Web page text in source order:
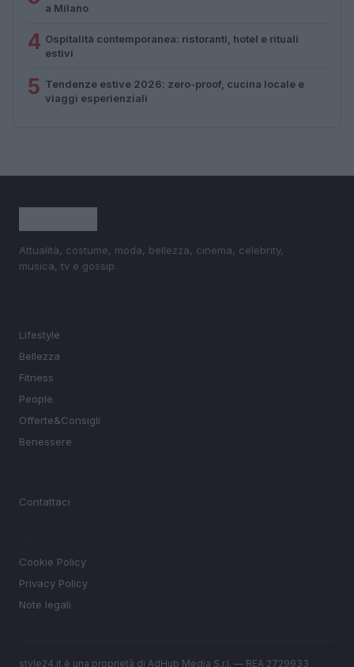
a Milano
4 Ospitalità contemporanea: ristoranti, hotel e rituali
estivi
5 Tendenze estive 2026: zero-proof, cucina locale e
viaggi esperienziali
Attualità, costume, moda, bellezza, cinema, celebrity,
musica, tv e gossip.
Lifestyle
Bellezza
Fitness
People
Offerte&Consigli
Benessere
Contattaci
Cookie Policy
Privacy Policy
Note legali
style24.it è una proprietà di AdHub Media S.r.l. — REA 2729933